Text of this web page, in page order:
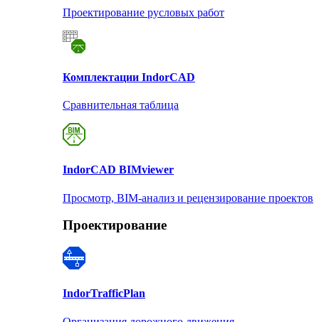
Проектирование русловых работ
Комплектации IndorCAD
Сравнительная таблица
IndorCAD BIMviewer
Просмотр, BIM-анализ и рецензирование проектов
Проектирование
IndorTrafficPlan